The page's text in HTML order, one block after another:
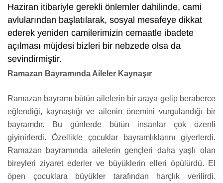
Haziran itibariyle gerekli önlemler dahilinde, cami
avlularından başlatılarak, sosyal mesafeye dikkat
ederek yeniden camilerimizin cemaatle ibadete
açılması müjdesi bizleri bir nebzede olsa da
sevindirmiştir.
Ramazan Bayramında Aileler Kaynaşır
Ramazan bayramı bütün ailelerin bir araya gelip beraberce
eğlendiği, kaynaştığı ve ailenin önemini vurgulandığı bir
bayramdır. Bu günlerde bütün insanlar çok özenli
giyinirlerdi. Özellikle çocuklar bayramlıklarını giyerlerdi.
Ramazan bayramında ailelerin gençleri daha yaşlı olan
bireyleri ziyaret ederler ve büyüklerin elleri öpülürdü. El
öpen çocuklara büyükler tarafından harçlık verilirdi.